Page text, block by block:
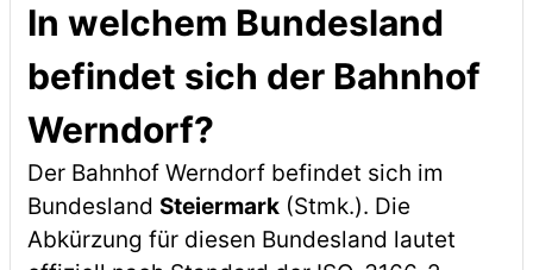
In welchem Bundesland
befindet sich der Bahnhof
Werndorf?
Der Bahnhof Werndorf befindet sich im
Bundesland Steiermark(Stmk.). Die
Abkürzung für diesen Bundesland lautet